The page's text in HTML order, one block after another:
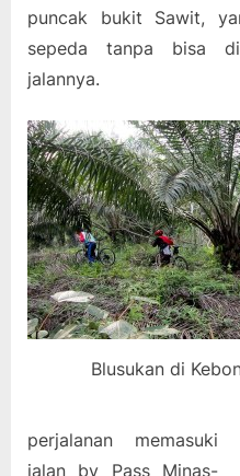
puncak bukit Sawit,
sepeda tanpa bisa
jalannya.
Blusukan di
perjalanan memasuki
jalan by Pass Minas-